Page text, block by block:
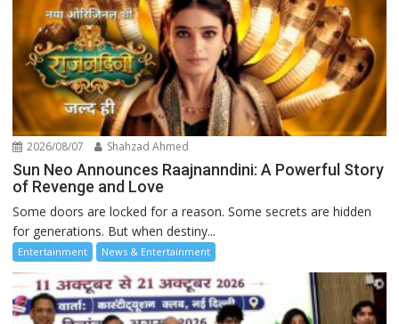
2026/08/07 Shahzad Ahmed
Sun Neo Announces Raajnanndini: A Powerful Story
of Revenge and Love
Some doors are locked for a reason. Some secrets are hidden
for generations. But when destiny...
Entertainment News & Entertainment